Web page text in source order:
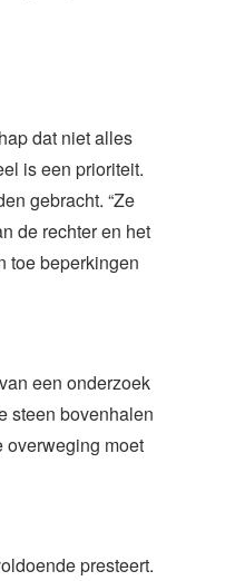
dat niet alles
is een prioriteit.
gebracht. “Ze
de rechter en het
toe beperkingen
een onderzoek
steen bovenhalen
overweging moet
presteert.